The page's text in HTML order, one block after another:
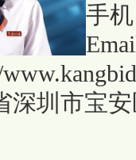
手
深圳市宝